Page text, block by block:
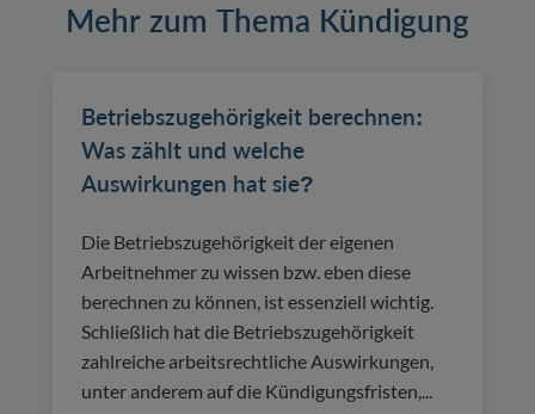
Mehr zum Thema Kündigung
Betriebszugehörigkeit berechnen:
Was zählt und welche
Auswirkungen hat sie?
Die Betriebszugehörigkeit der eigenen
Arbeitnehmer zu wissen bzw. eben diese
berechnen zu können, ist essenziell wichtig.
Schließlich hat die Betriebszugehörigkeit
zahlreiche arbeitsrechtliche Auswirkungen,
unter anderem auf die Kündigungsfristen,...